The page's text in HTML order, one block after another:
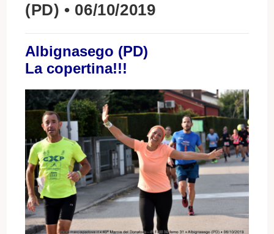
(PD) • 06/10/2019
Albignasego (PD)
La copertina!!!